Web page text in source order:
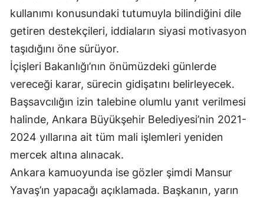
kullanımı konusundaki tutumuyla bilindiğini dile
getiren destekçileri, iddiaların siyasi motivasyon
taşıdığını öne sürüyor.
İçişleri Bakanlığı’nın önümüzdeki günlerde
vereceği karar, sürecin gidişatını belirleyecek.
Başsavcılığın izin talebine olumlu yanıt verilmesi
halinde, Ankara Büyükşehir Belediyesi’nin 2021-
2024 yıllarına ait tüm mali işlemleri yeniden
mercek altına alınacak.
Ankara kamuoyunda ise gözler şimdi Mansur
Yavaş’ın yapacağı açıklamada. Başkanın, yarın